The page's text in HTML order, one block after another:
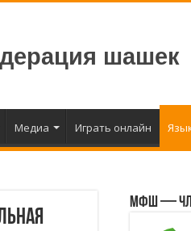
шашек
Медиа Играть онлайн
МФШ —